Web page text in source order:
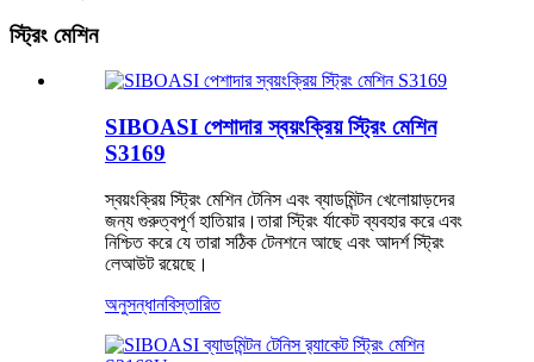
স্ট্রিং মেশিন
SIBOASI পেশাদার স্বয়ংক্রিয় স্ট্রিং মেশিন
S3169
স্বয়ংক্রিয় স্ট্রিং মেশিন টেনিস এবং ব্যাডমিন্টন খেলোয়াড়দের
জন্য গুরুত্বপূর্ণ হাতিয়ার।তারা স্ট্রিং র্যাকেট ব্যবহার করে এবং
নিশ্চিত করে যে তারা সঠিক টেনশনে আছে এবং আদর্শ স্ট্রিং
লেআউট রয়েছে।
অনুসন্ধানবিস্তারিত